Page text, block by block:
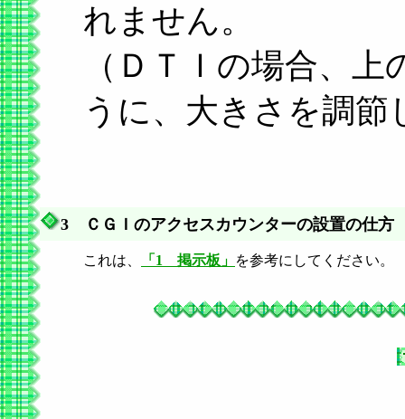
れません。
（ＤＴＩの場合、
うに、大きさを調
3 ＣＧＩのアクセスカウンターの設置の仕方
これは、 「1 掲示板」 を参考にしてください。